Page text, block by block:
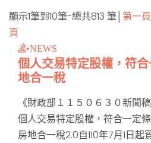
顯示1筆到10筆-總共813 筆│ 第一頁
頁
•NEWS
個人交易特定股權，符
地合一稅
《財政部１１５０６３０新聞稿
個人交易特定股權，符合一定
房地合一稅2.0自110年7月1日